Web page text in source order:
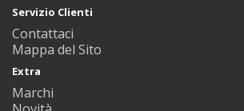
Servizio Clienti
Contattaci
Mappa del Sito
Extra
Marchi